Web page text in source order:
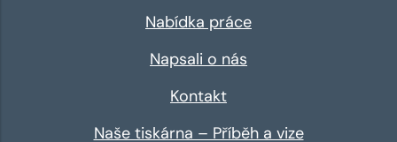
Nabídka práce
Napsali o nás
Kontakt
Naše tiskárna – Příběh a vize